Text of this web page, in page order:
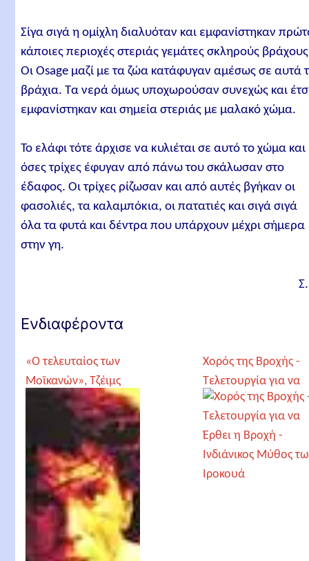
Σίγα σιγά η ομίχλη διαλυόταν και εμφανίστηκαν
κάποιες περιοχές στεριάς γεμάτες σκληρούς
Οι Osage μαζί με τα ζώα κατάφυγαν αμέσως σε αυτά
βράχια. Τα νερά όμως υποχωρούσαν συνεχώς και
εμφανίστηκαν και σημεία στεριάς με μαλακό χώμα.
Το ελάφι τότε άρχισε να κυλιέται σε αυτό το χώμα και
όσες τρίχες έφυγαν από πάνω του σκάλωσαν στο
έδαφος. Οι τρίχες ρίζωσαν και από αυτές βγήκαν οι
φασολιές, τα καλαμπόκια, οι πατατιές και σιγά σιγά
όλα τα φυτά και δέντρα που υπάρχουν μέχρι σήμερα
στην γη.
Ενδιαφέροντα
«Ο τελευταίος των
Μοϊκανών», Τζέιμς
Φένιμορ Κούπερ -
«The last of the
Mohicans», James
Fenimore Cooper
Χορός της Βροχής -
Τελετουργία για να
Έρθει η Βροχή -
Ινδιάνικος Μύθος
των Ιροκουά